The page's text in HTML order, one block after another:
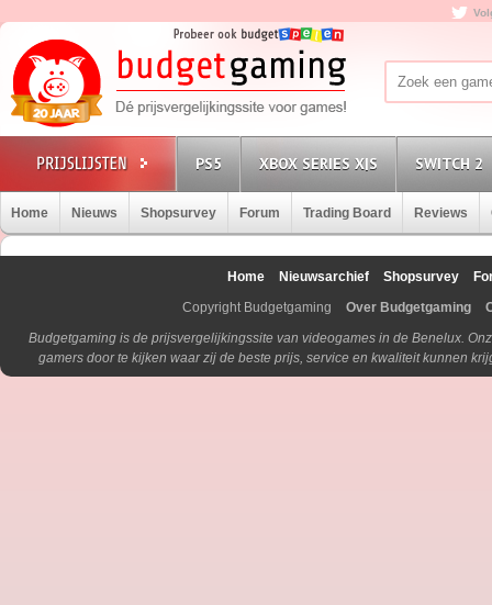
PS5 XBOX SERIES X|S SWITCH 2
Home Nieuws Shopsurvey Forum Trading Board Reviews
Home Nieuwsarchief Shopsurvey
Copyright Budgetgaming
Over Budgetgaming
Budgetgaming is de prijsvergelijkingssite van videogames in de Benelux.
gamers door te kijken waar zij de beste prijs, service en kwaliteit kunnen